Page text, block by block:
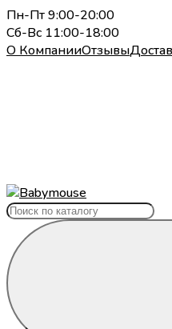
Пн-Пт 9:00-20:00
Сб-Вс 11:00-18:00
О КомпанииОтзывы